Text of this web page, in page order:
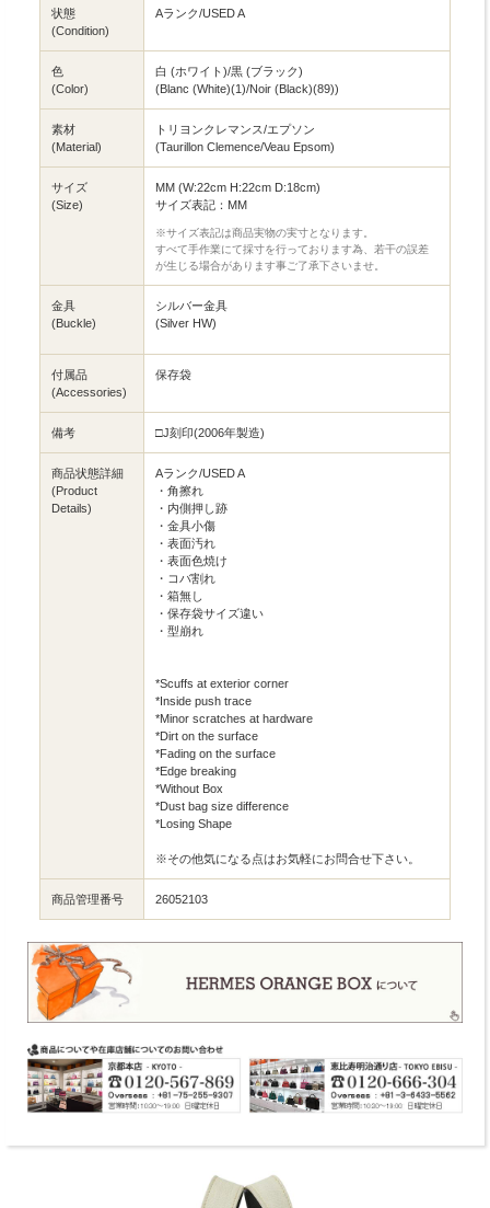
状態
(Condition)
Aランク/USED A
色
(Color)
白 (ホワイト)/黒 (ブラック)
(Blanc (White)(1)/Noir (Black)(89))
素材
(Material)
トリヨンクレマンス/エプソン
(Taurillon Clemence/Veau Epsom)
サイズ
(Size)
MM (W:22cm H:22cm D:18cm)
サイズ表記：MM
※サイズ表記は商品実物の実寸となります。
すべて手作業にて採寸を行っております為、若干の誤差
が生じる場合があります事ご了承下さいませ。
金具
(Buckle)
シルバー金具
(Silver HW)
付属品
(Accessories)
保存袋
備考 □J刻印(2006年製造)
商品状態詳細
(Product
Details)
Aランク/USED A
・角擦れ
・内側押し跡
・金具小傷
・表面汚れ
・表面色焼け
・コバ割れ
・箱無し
・保存袋サイズ違い
・型崩れ
*Scuffs at exterior corner
*Inside push trace
*Minor scratches at hardware
*Dirt on the surface
*Fading on the surface
*Edge breaking
*Without Box
*Dust bag size difference
*Losing Shape
※その他気になる点はお気軽にお問合せ下さい。
商品管理番号 26052103